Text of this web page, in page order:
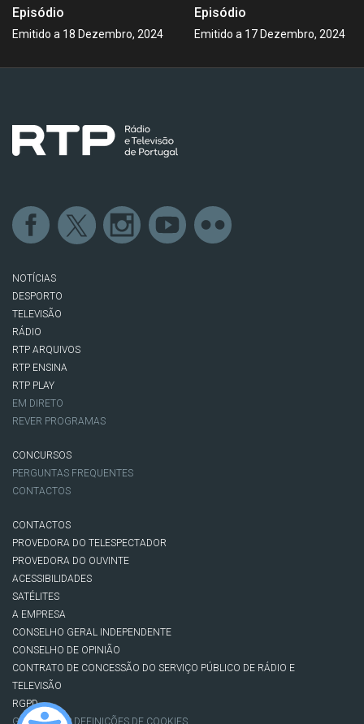
Episódio
Emitido a 18 Dezembro, 2024
Episódio
Emitido a 17 Dezembro, 2024
NOTÍCIAS
DESPORTO
TELEVISÃO
RÁDIO
RTP ARQUIVOS
RTP ENSINA
RTP PLAY
EM DIRETO
REVER PROGRAMAS
CONCURSOS
PERGUNTAS FREQUENTES
CONTACTOS
CONTACTOS
PROVEDORA DO TELESPECTADOR
PROVEDORA DO OUVINTE
ACESSIBILIDADES
SATÉLITES
A EMPRESA
CONSELHO GERAL INDEPENDENTE
CONSELHO DE OPINIÃO
CONTRATO DE CONCESSÃO DO SERVIÇO PÚBLICO DE RÁDIO E
TELEVISÃO
RGPD
GESTÃO DAS DEFINIÇÕES DE COOKIES